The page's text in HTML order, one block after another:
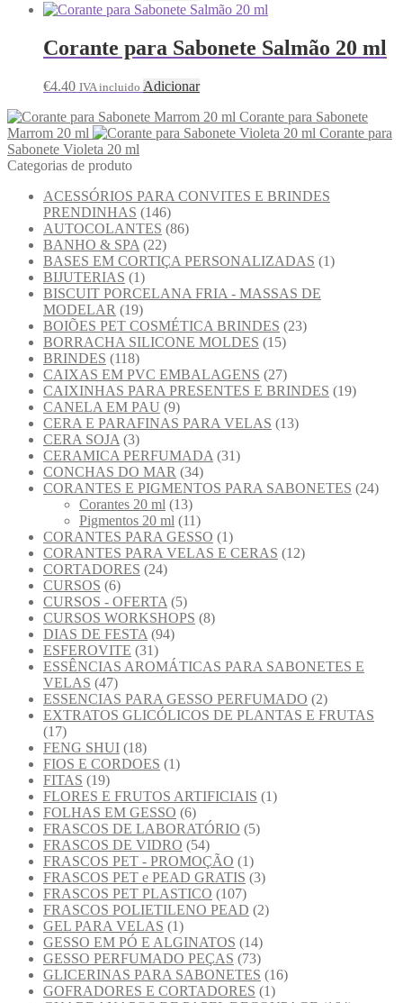
Corante para Sabonete Salmão 20 ml
€4.40 IVA incluido Adicionar
Corante para Sabonete
Marrom 20 ml
Corante para
Sabonete Violeta 20 ml
Categorias de produto
ACESSÓRIOS PARA CONVITES E BRINDES
PRENDINHAS (146)
AUTOCOLANTES (86)
BANHO & SPA (22)
BASES EM CORTIÇA PERSONALIZADAS (1)
BIJUTERIAS (1)
BISCUIT PORCELANA FRIA - MASSAS DE
MODELAR (19)
BOIÕES PET COSMÉTICA BRINDES (23)
BORRACHA SILICONE MOLDES (15)
BRINDES (118)
CAIXAS EM PVC EMBALAGENS (27)
CAIXINHAS PARA PRESENTES E BRINDES (19)
CANELA EM PAU (9)
CERA E PARAFINAS PARA VELAS (13)
CERA SOJA (3)
CERAMICA PERFUMADA (31)
CONCHAS DO MAR (34)
CORANTES E PIGMENTOS PARA SABONETES (24)
Corantes 20 ml (13)
Pigmentos 20 ml (11)
CORANTES PARA GESSO (1)
CORANTES PARA VELAS E CERAS (12)
CORTADORES (24)
CURSOS (6)
CURSOS - OFERTA (5)
CURSOS WORKSHOPS (8)
DIAS DE FESTA (94)
ESFEROVITE (31)
ESSÊNCIAS AROMÁTICAS PARA SABONETES E
VELAS (47)
ESSENCIAS PARA GESSO PERFUMADO (2)
EXTRATOS GLICÓLICOS DE PLANTAS E FRUTAS
(17)
FENG SHUI (18)
FIOS E CORDOES (1)
FITAS (19)
FLORES E FRUTOS ARTIFICIAIS (1)
FOLHAS EM GESSO (6)
FRASCOS DE LABORATÓRIO (5)
FRASCOS DE VIDRO (54)
FRASCOS PET - PROMOÇÃO (1)
FRASCOS PET e PEAD GRATIS (3)
FRASCOS PET PLASTICO (107)
FRASCOS POLIETILENO PEAD (2)
GEL PARA VELAS (1)
GESSO EM PÓ E ALGINATOS (14)
GESSO PERFUMADO PEÇAS (73)
GLICERINAS PARA SABONETES (16)
GOFRADORES E CORTADORES (1)